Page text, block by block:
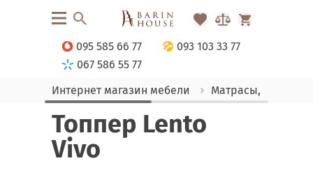
095 585 66 77
093 103 33 77
067 586 55 77
Интернет магазин мебели
Матрасы, текстиль
Топпер Lento
Vivo